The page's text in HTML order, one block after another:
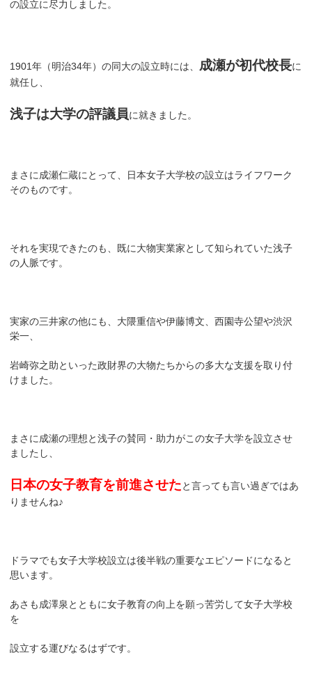
の設立に尽力しました。
1901年（明治34年）の同大の設立時には、 成瀬が初代校長に
就任し、
浅子は大学の評議員に就きました。
まさに成瀬仁蔵にとって、日本女子大学校の設立はライフワーク
そのものです。
それを実現できたのも、既に大物実業家として知られていた浅子
の人脈です。
実家の三井家の他にも、大隈重信や伊藤博文、西園寺公望や渋沢
栄一、
岩崎弥之助といった政財界の大物たちからの多大な支援を取り付
けました。
まさに成瀬の理想と浅子の賛同・助力がこの女子大学を設立させ
ましたし、
日本の女子教育を前進させたと言っても言い過ぎではあ
りませんね♪
ドラマでも女子大学校設立は後半戦の重要なエピソードになると
思います。
あさも成澤泉とともに女子教育の向上を願っ苦労して女子大学校
を
設立する運びなるはずです。